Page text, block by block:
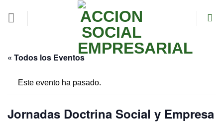
« Todos los Eventos
Este evento ha pasado.
Jornadas Doctrina Social y Empresa